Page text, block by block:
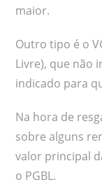
maior.
Outro tipo é o
Livre), que não
indicado para
Na hora de
sobre alguns
valor principal
o PGBL.